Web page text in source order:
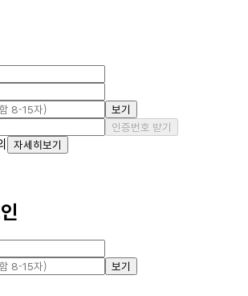
보기
인증번호 받기
자세히보기
보기